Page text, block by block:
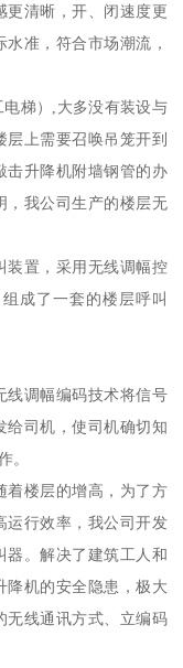
更清晰，开、闭速度更
准，符合市场潮流，
梯）,大多没有装设与
上需要召唤吊笼开到
击升降机附墙钢管的办
，我公司生产的楼层无
装置，采用无线调幅控
成了一套的楼层呼叫
线调幅编码技术将信号
给司机，使司机确切知
。
着楼层的增高，为了方
运行效率，我公司开发
器。解决了建筑工人和
降机的安全隐患，极大
无线通讯方式、立编码